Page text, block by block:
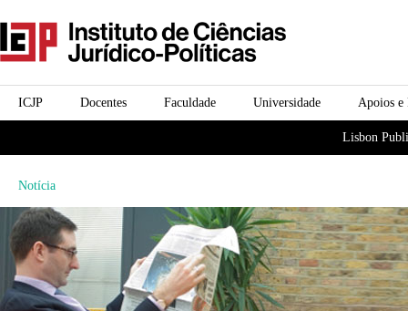
principal
icjp
menu-institucional Apoios e
Universidade
Faculdade
Docentes
ICJP
Lisbon
Notícia